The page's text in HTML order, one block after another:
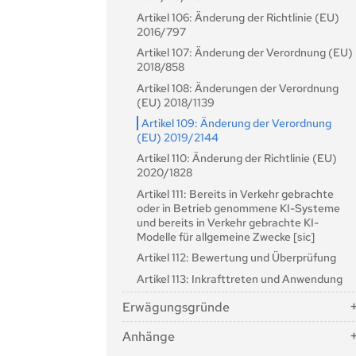
Artikel 22: Bevollmächtigte Vertreter von
Anbietern von KI-Systemen mit hohem
Risikopotenzial
Artikel 23: Pflichten der Importeure
Artikel 24: Pflichten des Händlers
Artikel 25: Verantwortlichkeiten entlang
der KI-Wertschöpfungskette
Artikel 26: Pflichten der Betreiber von KI-
Systemen mit hohem Risiko
Folgenabschätzung für hochriskante KI-
Systeme
Abschnitt 4: Notifizierende Behörden
und benannte Stellen
Artikel 28: Notifizierende Behörden
Artikel 29: Antrag einer
Konformitätsbewertungsstelle auf
Notifizierung
Artikel 30: Notifizierungsverfahren
Systemen für allgemeine Zwecke
Artikel 76: Überwachung von Tests unter
realen Bedingungen durch die
Marktüberwachungsbehörden
Artikel 77: Befugnisse der Behörden zum
Schutz der Grundrechte
Artikel 78: Vertraulichkeit
Artikel 79: Verfahren auf nationaler
Ebene für den Umgang mit KI-Systemen,
die ein Risiko darstellen
Artikel 80: Verfahren für den Umgang mit
KI-Systemen, die vom Anbieter in
Anwendung von Anhang III als nicht
hochriskant eingestuft werden
Artikel 81: Schutzklauselverfahren der
Union
Artikel 82: Konforme KI-Systeme, die ein
Risiko darstellen
Artikel 83: Formale Nichteinhaltung
Artikel 84: Union AI Testing Support
Artikel 106: Änderung der Richtlinie (EU)
2016/797
Artikel 107: Änderung der Verordnung (EU)
2018/858
Artikel 108: Änderungen der Verordnung
(EU) 2018/1139
Artikel 109: Änderung der Verordnung
(EU) 2019/2144
Artikel 110: Änderung der Richtlinie (EU)
2020/1828
Artikel 111: Bereits in Verkehr gebrachte
oder in Betrieb genommene KI-Systeme
und bereits in Verkehr gebrachte KI-
Modelle für allgemeine Zwecke [sic]
Artikel 112: Bewertung und Überprüfung
Artikel 113: Inkrafttreten und Anwendung
Erwägungsgründe
1
Anhänge